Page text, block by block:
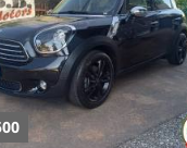
€ 12.800